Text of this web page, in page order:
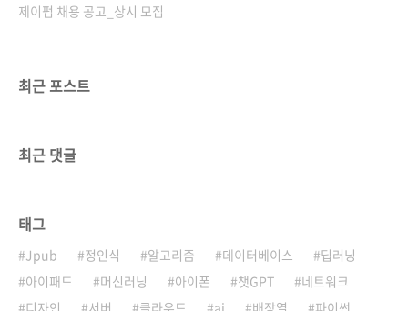
제이펍 채용 공고_상시 모집
최근 포스트
최근 댓글
태그
Jpub 정인식 알고리즘 데이터베이스
딥러닝
아이패드
머신러닝 아이폰 챗GPT
네트워크
디자인
서버 클라우드 ai 배장열 파이썬